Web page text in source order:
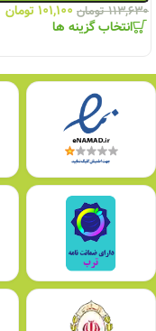
۱۱۳,۶۳۰ تومان ۱۰۱,۱۰۰ تومان
انتخاب گزینه ها